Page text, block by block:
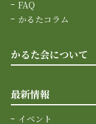
FAQ
かるたコラム
かるた会について
最新情報
イベント